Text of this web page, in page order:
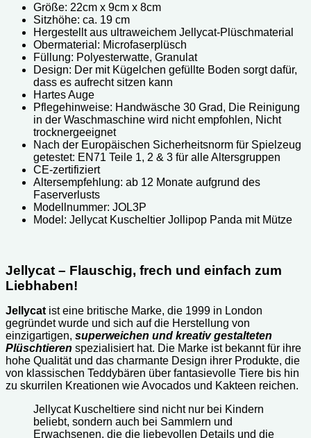
Größe: 22cm x 9cm x 8cm
Sitzhöhe: ca. 19 cm
Hergestellt aus ultraweichem Jellycat-Plüschmaterial
Obermaterial: Microfaserplüsch
Füllung: Polyesterwatte, Granulat
Design: Der mit Kügelchen gefüllte Boden sorgt dafür,
dass es aufrecht sitzen kann
Hartes Auge
Pflegehinweise: Handwäsche 30 Grad, Die Reinigung
in der Waschmaschine wird nicht empfohlen, Nicht
trocknergeeignet
Nach der Europäischen Sicherheitsnorm für Spielzeug
getestet: EN71 Teile 1, 2 & 3 für alle Altersgruppen
CE-zertifiziert
Altersempfehlung: ab 12 Monate aufgrund des
Faserverlusts
Modellnummer: JOL3P
Model: Jellycat Kuscheltier Jollipop Panda mit Mütze
Jellycat – Flauschig, frech und einfach zum
Liebhaben!
Jellycat ist eine britische Marke, die 1999 in London
gegründet wurde und sich auf die Herstellung von
einzigartigen, superweichen und kreativ gestalteten
Plüschtieren spezialisiert hat. Die Marke ist bekannt für ihre
hohe Qualität und das charmante Design ihrer Produkte, die
von klassischen Teddybären über fantasievolle Tiere bis hin
zu skurrilen Kreationen wie Avocados und Kakteen reichen.
Jellycat Kuscheltiere sind nicht nur bei Kindern
beliebt, sondern auch bei Sammlern und
Erwachsenen, die die liebevollen Details und die